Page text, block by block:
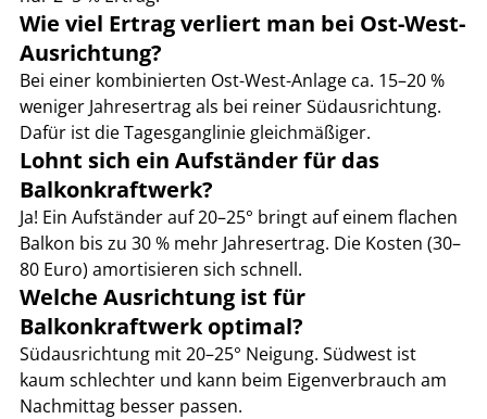
Wie viel Ertrag verliert man bei Ost-West-
Ausrichtung?
Bei einer kombinierten Ost-West-Anlage ca. 15–20 %
weniger Jahresertrag als bei reiner Südausrichtung.
Dafür ist die Tagesganglinie gleichmäßiger.
Lohnt sich ein Aufständer für das
Balkonkraftwerk?
Ja! Ein Aufständer auf 20–25° bringt auf einem flachen
Balkon bis zu 30 % mehr Jahresertrag. Die Kosten (30–
80 Euro) amortisieren sich schnell.
Welche Ausrichtung ist für
Balkonkraftwerk optimal?
Südausrichtung mit 20–25° Neigung. Südwest ist
kaum schlechter und kann beim Eigenverbrauch am
Nachmittag besser passen.